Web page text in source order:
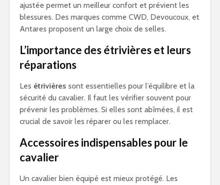
ajustée permet un meilleur confort et prévient les
blessures. Des marques comme CWD, Devoucoux, et
Antares proposent un large choix de selles.
L’importance des étrivières et leurs
réparations
Les étrivières sont essentielles pour l’équilibre et la
sécurité du cavalier. Il faut les vérifier souvent pour
prévenir les problèmes. Si elles sont abîmées, il est
crucial de savoir les réparer ou les remplacer.
Accessoires indispensables pour le
cavalier
Un cavalier bien équipé est mieux protégé. Les